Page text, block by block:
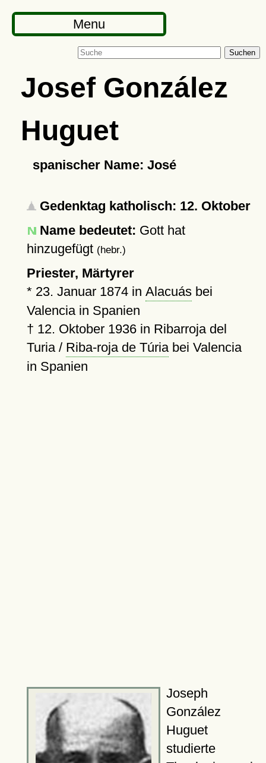
Menu
Suchen
Josef González
Huguet
spanischer Name: José
Gedenktag katholisch: 12. Oktober
Name bedeutet: Gott hat
hinzugefügt (hebr.)
Priester, Märtyrer
* 23. Januar 1874in Alacuásbei
Valencia in Spanien
† 12. Oktober 1936in Ribarroja del
Turia / Riba-roja de Túriabei Valencia
in Spanien
Joseph
González
Huguet
studierte